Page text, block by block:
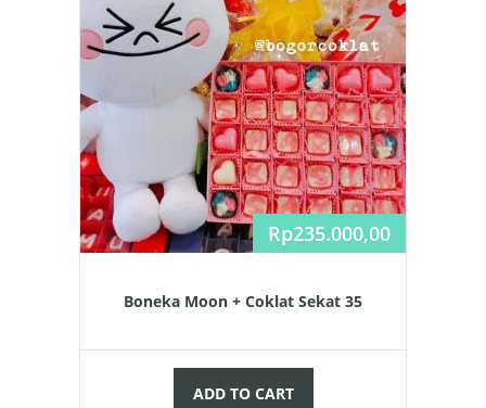
Rp235.000,00
Boneka Moon + Coklat Sekat 35
ADD TO CART